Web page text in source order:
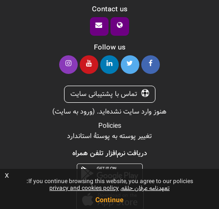
Contact us
Follow us
تماس با پشتیبانی سایت
هنوز وارد سایت نشده‌اید. (ورود به سایت)
Policies
تغییر پوسته به پوستهٔ استاندارد
دریافت نرم‌افزار تلفن همراه
If you continue browsing this website, you agree to our policies:
تعهدنامه عرفان حلقه privacy and cookies policy
Continue
x